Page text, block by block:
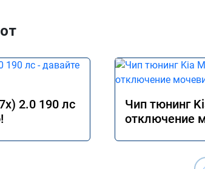
2.0 190 лс
Чип тюнинг
отключение